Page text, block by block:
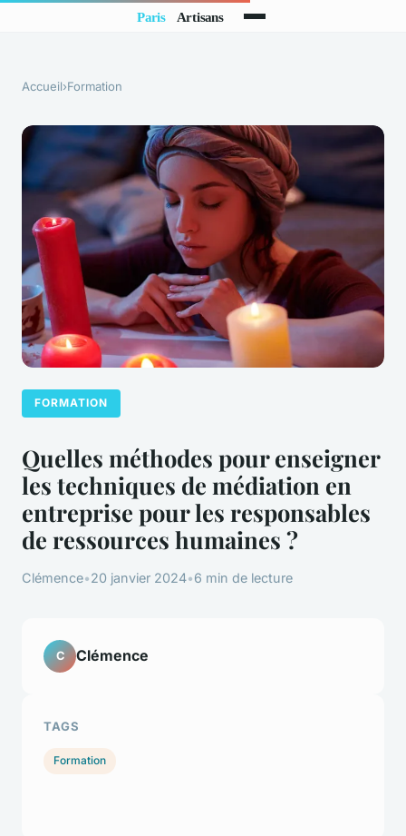
Accueil›Formation
FORMATION
Quelles méthodes pour enseigner
les techniques de médiation en
entreprise pour les responsables
de ressources humaines ?
Clémence•20 janvier 2024•6 min de lecture
C Clémence
TAGS
Formation